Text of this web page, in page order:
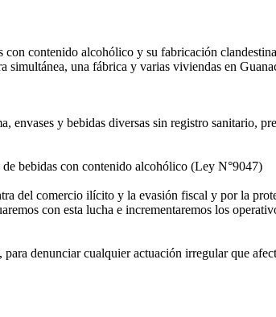
contenido alcohólico y su fabricación
una fábrica y varias viviendas en
y bebidas diversas sin registro sanitario,
bebidas con contenido alcohólico (Ley N°9047)
del comercio ilícito y la evasión fiscal y por la
con esta lucha e incrementaremos los
denunciar cualquier actuación irregular que